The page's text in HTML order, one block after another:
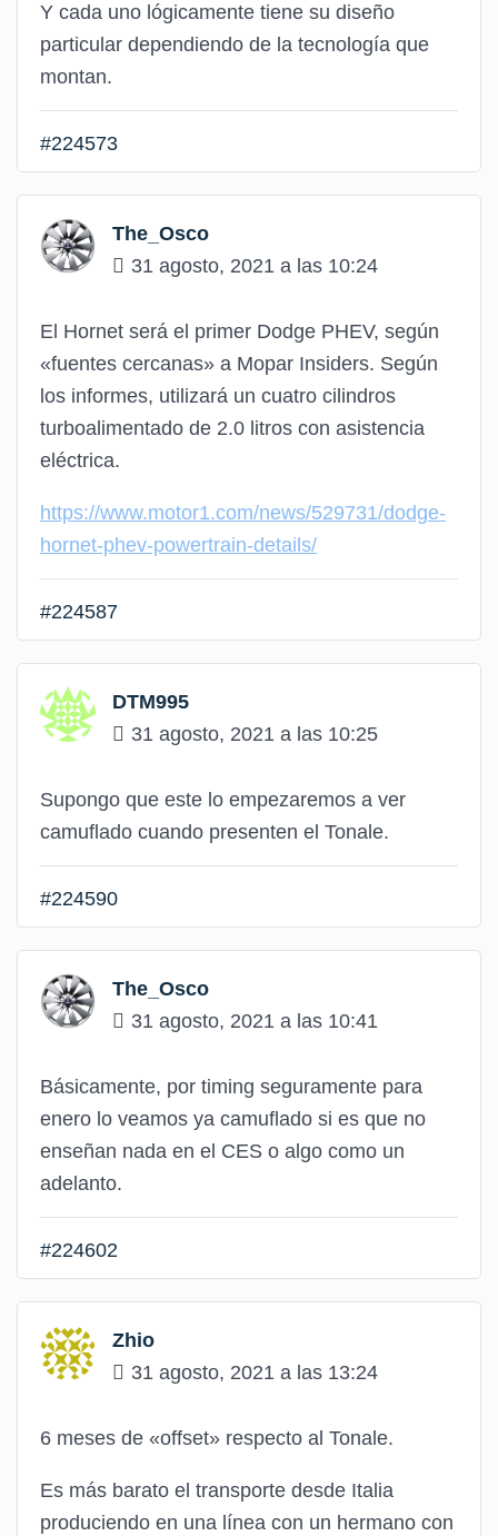
Y cada uno lógicamente tiene su diseño
particular dependiendo de la tecnología que
montan.
#224573
The_Osco
31 agosto, 2021 a las 10:24
El Hornet será el primer Dodge PHEV, según
«fuentes cercanas» a Mopar Insiders. Según
los informes, utilizará un cuatro cilindros
turboalimentado de 2.0 litros con asistencia
eléctrica.
https://www.motor1.com/news/529731/dodge-
hornet-phev-powertrain-details/
#224587
DTM995
31 agosto, 2021 a las 10:25
Supongo que este lo empezaremos a ver
camuflado cuando presenten el Tonale.
#224590
The_Osco
31 agosto, 2021 a las 10:41
Básicamente, por timing seguramente para
enero lo veamos ya camuflado si es que no
enseñan nada en el CES o algo como un
adelanto.
#224602
Zhio
31 agosto, 2021 a las 13:24
6 meses de «offset» respecto al Tonale.
Es más barato el transporte desde Italia
produciendo en una línea con un hermano con